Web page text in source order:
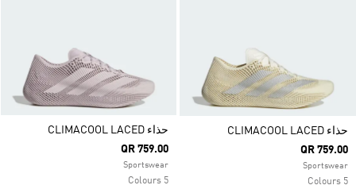
حذاء CLIMACOOL LACED
QR 759.00
Sportswear
5 Colours
حذاء CLIMACOOL LACED
QR 759.00
Sportswear
5 Colours